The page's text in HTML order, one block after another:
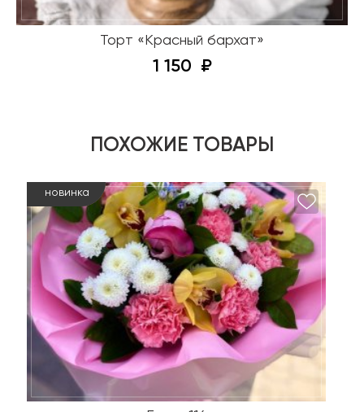
Торт «Красный бархат»
1 150
ПОХОЖИЕ ТОВАРЫ
новинка